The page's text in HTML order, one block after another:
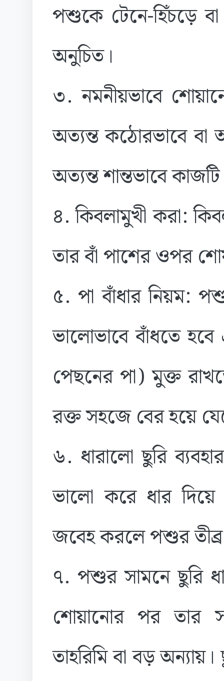
পশুকে টেনে-হিঁচড়ে বা
অনুচিত।
৩. নমনীয়ভাবে
অত্যন্ত কঠোরভাবে বা
অত্যন্ত শান্তভাবে
৪. কিবলামুখী করা:
তার বাঁ পাশের ওপর
৫. পা বাঁধার নিয়ম:
ভালোভাবে বাঁধতে
পেছনের পা) মুক্ত
রক্ত সহজে বের হয়ে
৬. ধারালো ছুরি
ভালো করে ধার দিয়ে
জবেহ করলে পশুর তীব্র
৭. পশুর সামনে ছুরি
শোয়ানোর পর তার
তাহরিমি বা বড়